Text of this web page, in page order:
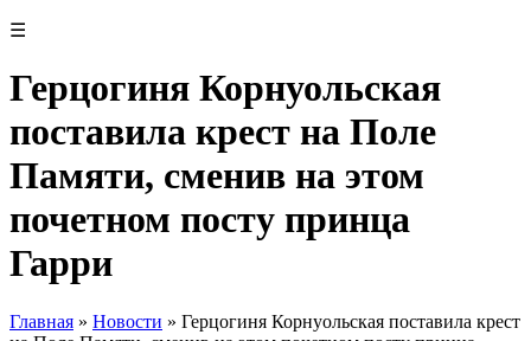
☰
Герцогиня Корнуольская
поставила крест на Поле
Памяти, сменив на этом
почетном посту принца
Гарри
Главная » Новости » Герцогиня Корнуольская поставила крест